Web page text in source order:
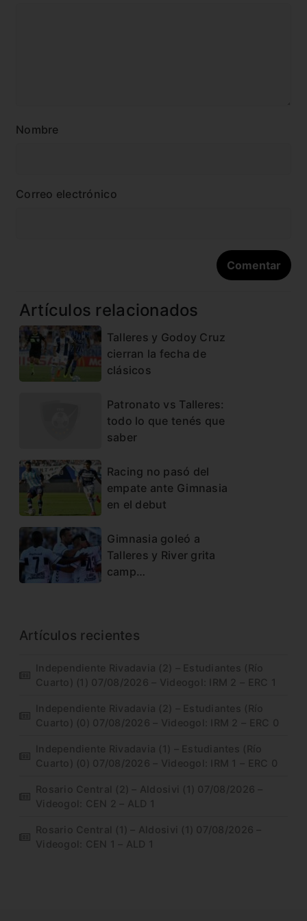
Nombre
Correo electrónico
Artículos relacionados
Talleres y Godoy Cruz
cierran la fecha de
clásicos
Patronato vs Talleres:
todo lo que tenés que
saber
Racing no pasó del
empate ante Gimnasia
en el debut
Gimnasia goleó a
Talleres y River grita
camp…
Artículos recientes
Independiente Rivadavia (2) – Estudiantes (Río
Cuarto) (1) 07/08/2026 – Videogol: IRM 2 – ERC 1
Independiente Rivadavia (2) – Estudiantes (Río
Cuarto) (0) 07/08/2026 – Videogol: IRM 2 – ERC 0
Independiente Rivadavia (1) – Estudiantes (Río
Cuarto) (0) 07/08/2026 – Videogol: IRM 1 – ERC 0
Rosario Central (2) – Aldosivi (1) 07/08/2026 –
Videogol: CEN 2 – ALD 1
Rosario Central (1) – Aldosivi (1) 07/08/2026 –
Videogol: CEN 1 – ALD 1